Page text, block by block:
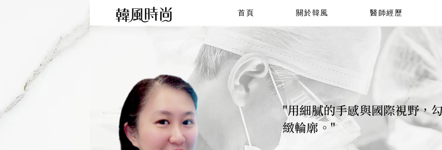
首頁 關於韓風 醫師經歷
"用細膩的手感與國際視野，
緻輪廓。"